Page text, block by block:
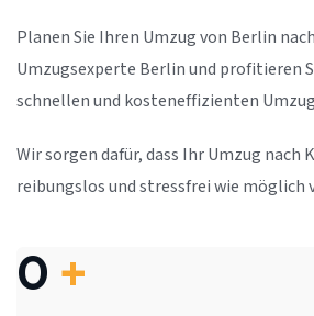
Planen Sie Ihren Umzug von Berlin
Umzugsexperte Berlin und profitieren
schnellen und kosteneffizienten
Wir sorgen dafür, dass Ihr Umzug nach
reibungslos und stressfrei wie möglich
0 +